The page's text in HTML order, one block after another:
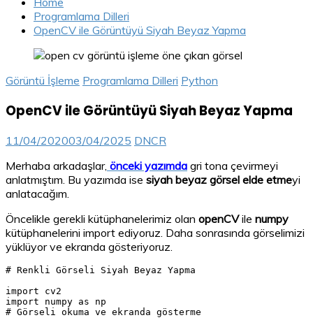
Programlama Dilleri
OpenCV ile Görüntüyü Siyah Beyaz Yapma
Görüntü İşleme Programlama Dilleri Python
OpenCV ile Görüntüyü Siyah Beyaz Yapma
11/04/202003/04/2025 DNCR
Merhaba arkadaşlar, önceki yazımda gri tona çevirmeyi
anlatmıştım. Bu yazımda ise siyah beyaz görsel elde etmeyi
anlatacağım.
Öncelikle gerekli kütüphanelerimiz olan openCVile numpy
kütüphanelerini import ediyoruz. Daha sonrasında görselimizi
yüklüyor ve ekranda gösteriyoruz.
# Renkli Görseli Siyah Beyaz Yapma
import cv2
import numpy as np
# Görseli okuma ve ekranda gösterme